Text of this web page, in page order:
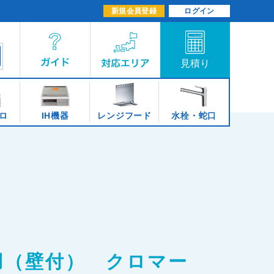
新規会員登録 ログイン
IH機器 レンジフード 水栓・蛇口
（壁付） クロマー